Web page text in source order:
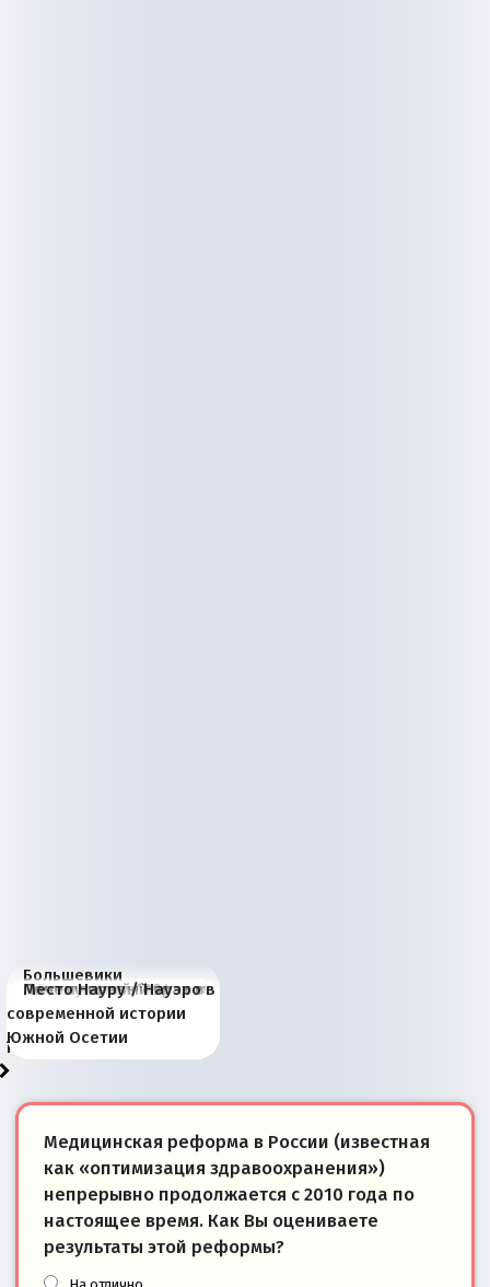
Большевики
отличаются от «Яблока»
тем, что они -
победители
Киевская марионетка
Запада рассказала о
«переобувании» хозяев
В России назрели
перемены: 15 шагов к
суверенной экономике
Миграционный пожар
Европы
Россия начинает
сбрасывать балласт
Анкориджа
Россия зимой 1904
года: первые уступки во
внутренней политике
Русская нация вчера и
сегодня
Почему правый крах в
Варшаве не поможет её
отношениям с Россией?
Место Науру / Науэро в
современной истории
Южной Осетии
Медицинская реформа в России (известная
как «оптимизация здравоохранения»)
непрерывно продолжается с 2010 года по
настоящее время. Как Вы оцениваете
результаты этой реформы?